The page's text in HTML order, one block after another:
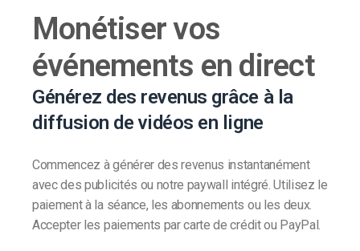
Monétiser vos
événements en direct
Générez des revenus grâce à la
diffusion de vidéos en ligne
Commencez à générer des revenus instantanément
avec des publicités ou notre paywall intégré. Utilisez le
paiement à la séance, les abonnements ou les deux.
Accepter les paiements par carte de crédit ou PayPal.